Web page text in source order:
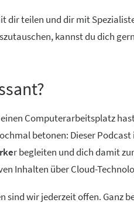
dir teilen und dir mit
kannst du dich
Computerarbeitsplatz
betonen: Dieser
r begleiten und dich damit
Inhalten über Cloud-
wir jederzeit offen. Ganz